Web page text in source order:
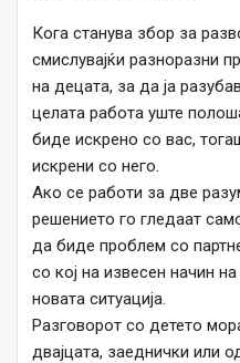
Кога станува збор за
смислувајќи разноразни
на децата, за да ја
целата работа уште
биде искрено со вас,
искрени со него.
Ако се работи за две
решението го гледаат
да биде проблем со
со кој на извесен начин
новата ситуација.
Разговорот со детето
двајцата, заеднички или